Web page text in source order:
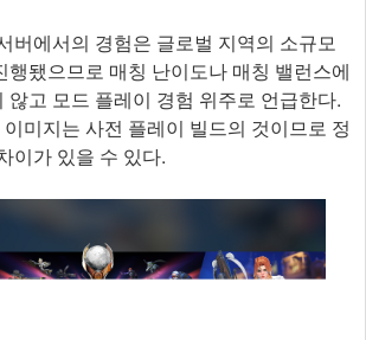
버에서의 경험은 글로벌 지역의 소규모
행됐으므로 매칭 난이도나 매칭 밸런스에
않고 모드 플레이 경험 위주로 언급한다.
미지는 사전 플레이 빌드의 것이므로 정
이가 있을 수 있다.